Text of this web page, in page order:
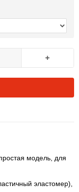
+
модель, для
эластомер),